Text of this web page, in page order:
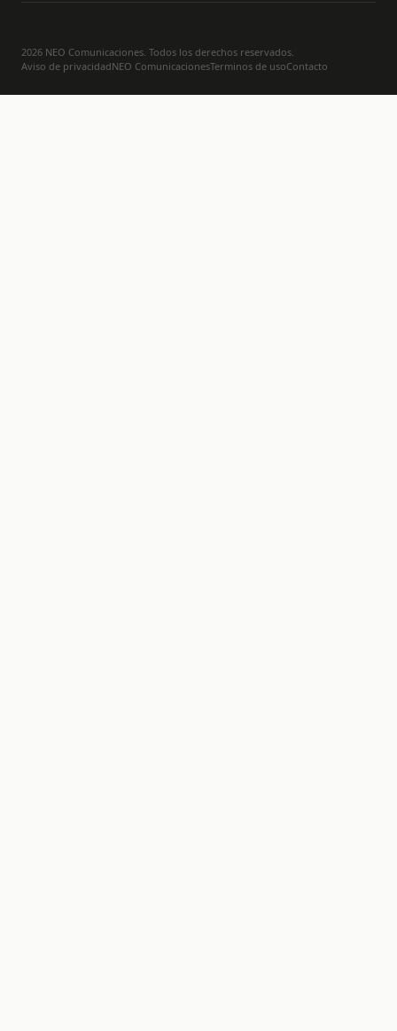
2026 NEO Comunicaciones. Todos los derechos reservados.
Aviso de privacidadNEO ComunicacionesTerminos de usoContacto